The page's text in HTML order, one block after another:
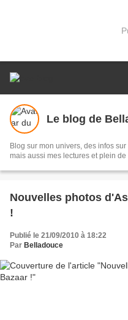
Le blog de
Blog sur mon univers, des infos
mais aussi mes lectures et plein
Nouvelles photos
!
Publié le 21/09/2010 à 18:22
Par Belladouce